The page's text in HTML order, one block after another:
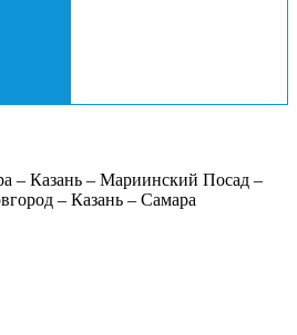
– Казань – Мариинский Посад –
– Казань – Самара